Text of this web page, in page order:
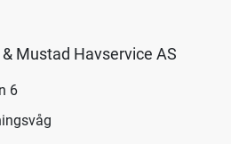
Mustad Havservice AS
6